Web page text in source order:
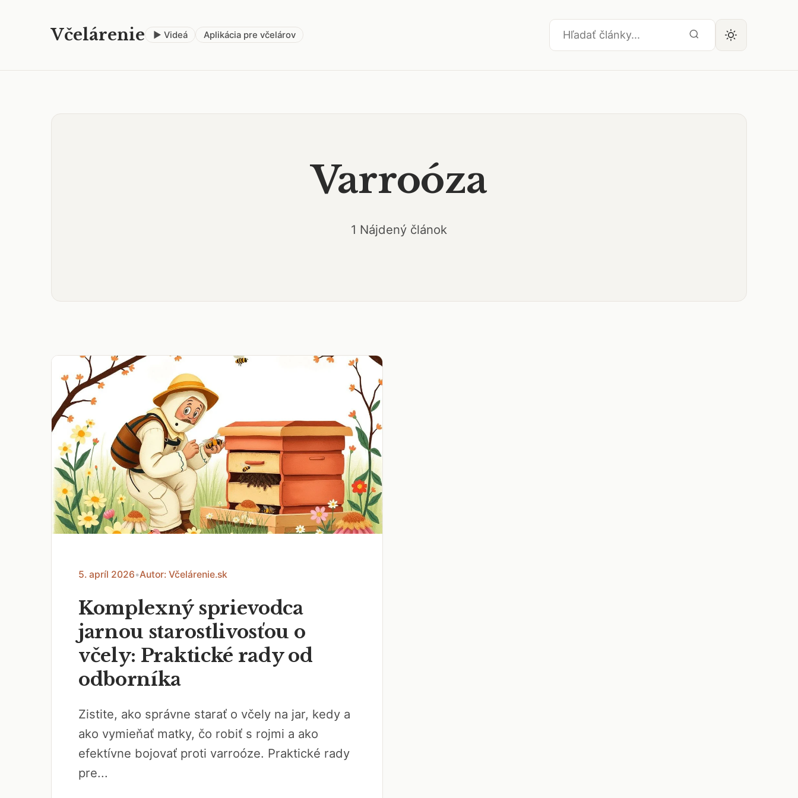
Včelárenie ▶ Videá Aplikácia pre včelárov
Varroóza
1 Nájdený článok
5. apríl 2026•Autor: Včelárenie.sk
Komplexný sprievodca
jarnou starostlivosťou o
včely: Praktické rady od
odborníka
Zistite, ako správne starať o včely na jar, kedy a
ako vymieňať matky, čo robiť s rojmi a ako
efektívne bojovať proti varroóze. Praktické rady
pre...